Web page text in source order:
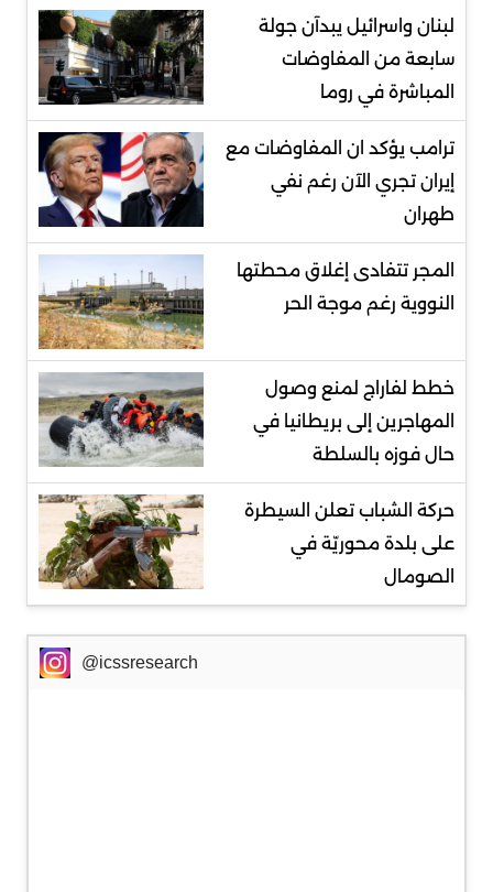
لبنان واسرائيل يبدآن جولة
سابعة من المفاوضات
المباشرة في روما
ترامب يؤكد ان المفاوضات مع
إيران تجري الآن رغم نفي
طهران
المجر تتفادى إغلاق محطتها
النووية رغم موجة الحر
خطط لفاراج لمنع وصول
المهاجرين إلى بريطانيا في
حال فوزه بالسلطة
حركة الشباب تعلن السيطرة
على بلدة محوريّة في
الصومال
@icssresearch